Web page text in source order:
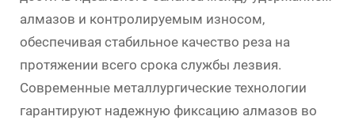
алмазов и контролируемым износом,
обеспечивая стабильное качество реза на
протяжении всего срока службы лезвия.
Современные металлургические технологии
гарантируют надежную фиксацию алмазов во